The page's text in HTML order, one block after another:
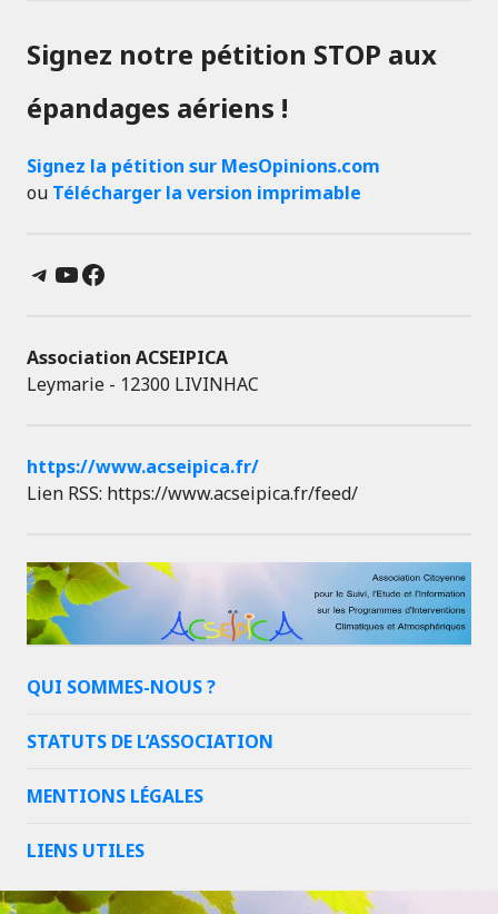
Signez notre pétition STOP aux
épandages aériens !
Signez la pétition sur MesOpinions.com
ou Télécharger la version imprimable
Telegram
YouTube
Facebook
Association ACSEIPICA
Leymarie - 12300 LIVINHAC
https://www.acseipica.fr/
Lien RSS: https://www.acseipica.fr/feed/
QUI SOMMES-NOUS ?
STATUTS DE L’ASSOCIATION
MENTIONS LÉGALES
LIENS UTILES